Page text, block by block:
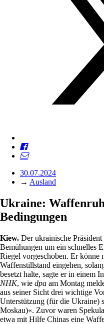
30.07.2024
→ Ausland
Ukraine:
Bedingungen
Kiew. Der ukrainische
Bemühungen um ein schnelles
Riegel vorgeschoben. Er könne
Waffenstillstand eingehen,
besetzt halte, sagte er in einem
NHK, wie dpa am Montag
aus seiner Sicht drei wichtige
Unterstützung (für die Ukraine)
Moskau)«. Zuvor waren
etwa mit Hilfe Chinas eine